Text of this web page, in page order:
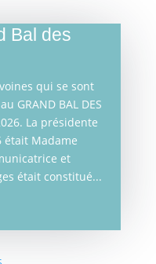
Bal des
qui se sont
GRAND BAL DES
La présidente
était Madame
et
était constitué...